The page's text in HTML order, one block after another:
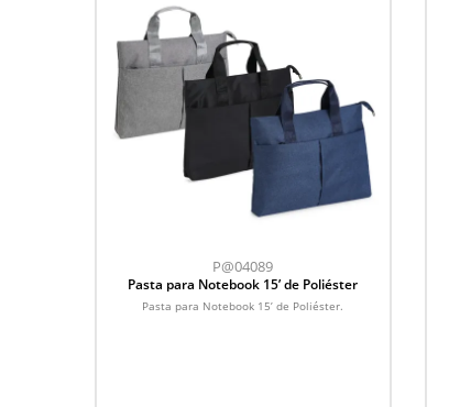
P@04089
Pasta para Notebook 15’ de Poliéster
Pasta para Notebook 15’ de Poliéster.